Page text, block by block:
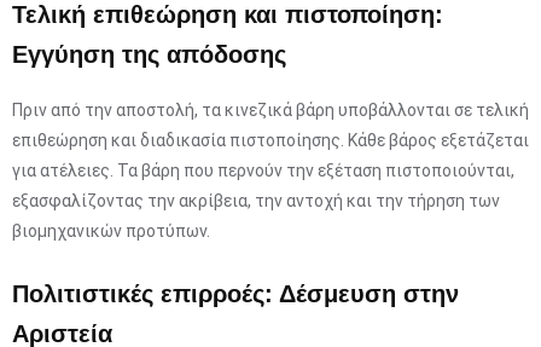
Τελική επιθεώρηση και πιστοποίηση:
Εγγύηση της απόδοσης
Πριν από την αποστολή, τα κινεζικά βάρη υποβάλλονται σε τελική
επιθεώρηση και διαδικασία πιστοποίησης. Κάθε βάρος εξετάζεται
για ατέλειες. Τα βάρη που περνούν την εξέταση πιστοποιούνται,
εξασφαλίζοντας την ακρίβεια, την αντοχή και την τήρηση των
βιομηχανικών προτύπων.
Πολιτιστικές επιρροές: Δέσμευση στην
Αριστεία